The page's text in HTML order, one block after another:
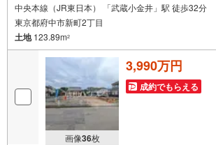
中央本線（JR東日本） 「武蔵小金井」駅 徒歩32分
東京都府中市新町2丁目
土地123.89m2
画像36枚
3,990万円
成約でもらえる